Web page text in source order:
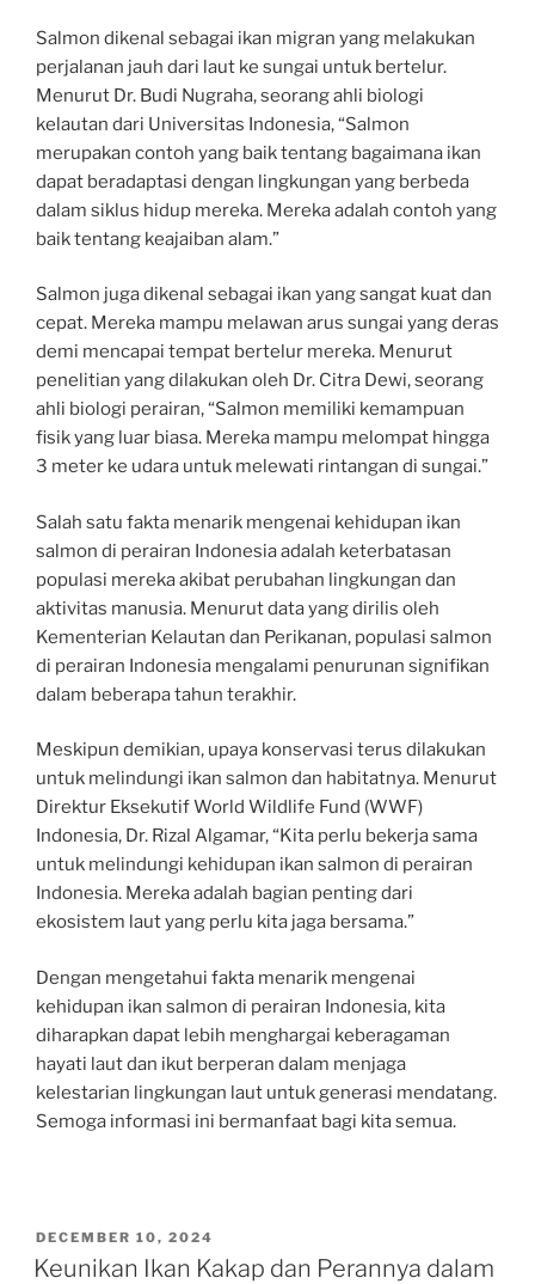
Salmon dikenal sebagai ikan migran yang melakukan
perjalanan jauh dari laut ke sungai untuk bertelur.
Menurut Dr. Budi Nugraha, seorang ahli biologi
kelautan dari Universitas Indonesia, “Salmon
merupakan contoh yang baik tentang bagaimana ikan
dapat beradaptasi dengan lingkungan yang berbeda
dalam siklus hidup mereka. Mereka adalah contoh yang
baik tentang keajaiban alam.”
Salmon juga dikenal sebagai ikan yang sangat kuat dan
cepat. Mereka mampu melawan arus sungai yang deras
demi mencapai tempat bertelur mereka. Menurut
penelitian yang dilakukan oleh Dr. Citra Dewi, seorang
ahli biologi perairan, “Salmon memiliki kemampuan
fisik yang luar biasa. Mereka mampu melompat hingga
3 meter ke udara untuk melewati rintangan di sungai.”
Salah satu fakta menarik mengenai kehidupan ikan
salmon di perairan Indonesia adalah keterbatasan
populasi mereka akibat perubahan lingkungan dan
aktivitas manusia. Menurut data yang dirilis oleh
Kementerian Kelautan dan Perikanan, populasi salmon
di perairan Indonesia mengalami penurunan signifikan
dalam beberapa tahun terakhir.
Meskipun demikian, upaya konservasi terus dilakukan
untuk melindungi ikan salmon dan habitatnya. Menurut
Direktur Eksekutif World Wildlife Fund (WWF)
Indonesia, Dr. Rizal Algamar, “Kita perlu bekerja sama
untuk melindungi kehidupan ikan salmon di perairan
Indonesia. Mereka adalah bagian penting dari
ekosistem laut yang perlu kita jaga bersama.”
Dengan mengetahui fakta menarik mengenai
kehidupan ikan salmon di perairan Indonesia, kita
diharapkan dapat lebih menghargai keberagaman
hayati laut dan ikut berperan dalam menjaga
kelestarian lingkungan laut untuk generasi mendatang.
Semoga informasi ini bermanfaat bagi kita semua.
POSTED
ON
DECEMBER 10, 2024
Keunikan Ikan Kakap dan Perannya dalam